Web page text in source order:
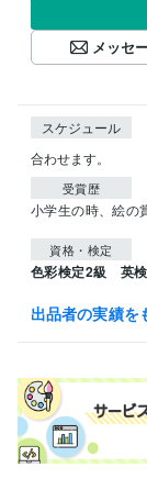
メッセ
スケジュール
合わせます。
受賞歴
小学生の時、絵の
資格・検定
色彩検定2級 英
得意分野
出品者の実績を